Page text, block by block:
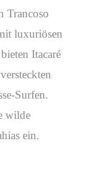
Trancoso
luxuriösen
Itacaré
Surfen.
wilde
ein.